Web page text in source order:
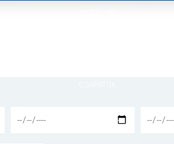
MÉRKŐZÉSEK